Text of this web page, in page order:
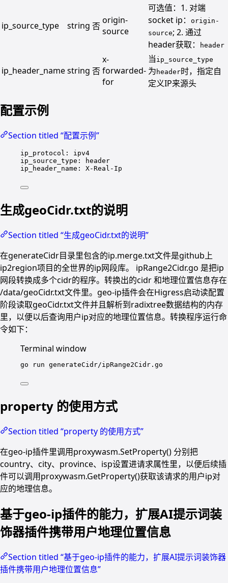
ip_source_type string 否
origin-
source
可选值：1. 对端
socket ip：
origin-
source; 2. 通过
header获取：
header
ip_header_namestring 否
x-
forwarded-
for
当 ip_source_type
为 header时，指定自
定义IP来源头
配置示例
Section titled “配置示例”
ip_protocol : ipv4
ip_source_type :
header
ip_header_name : X-Real-Ip
生成geoCidr.txt的说明
Section titled “生成geoCidr.txt的说明”
在generateCidr目录里包含的ip.merge.txt文件是github上
ip2region项目的全世界的ip网段库。 ipRange2Cidr.go 是把ip
网段转换成多个cidr的程序。转换出的cidr 和地理位置信息存在
/data/geoCidr.txt文件里。geo-ip插件会在Higress启动读配置
阶段读取geoCidr.txt文件并且解析到radixtree数据结构的内存
里，以便以后查询用户ip对应的地理位置信息。转换程序运行命
令如下：
Terminal window
go run generateCidr/ipRange2Cidr.go
property 的使用方式
Section titled “property 的使用方式”
在geo-ip插件里调用proxywasm.SetProperty() 分别把
country、city、province、isp设置进请求属性里，以便后续插
件可以调用proxywasm.GetProperty()获取该请求的用户ip对
应的地理信息。
基于geo-ip插件的能力，扩展AI提示词装
饰器插件携带用户地理位置信息
Section titled “基于geo-ip插件的能力，扩展AI提示词装饰器
插件携带用户地理位置信息”